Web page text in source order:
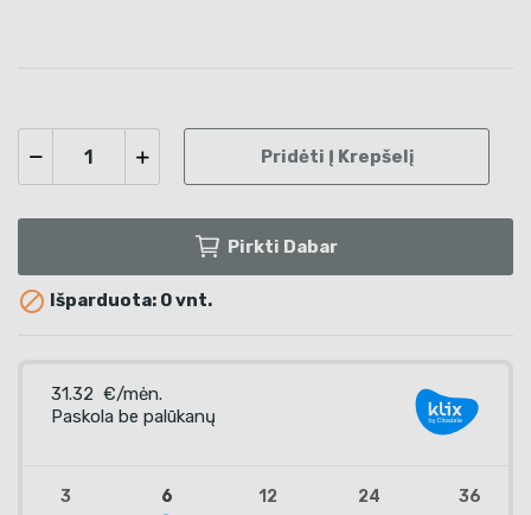
Pridėti Į Krepšelį
Pirkti Dabar
 Išparduota: 0 vnt.